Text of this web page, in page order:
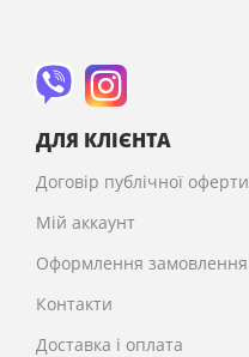
ДЛЯ КЛІЄНТА
Договір публічної оферти
Мій аккаунт
Оформлення замовлення
Контакти
Доставка і оплата